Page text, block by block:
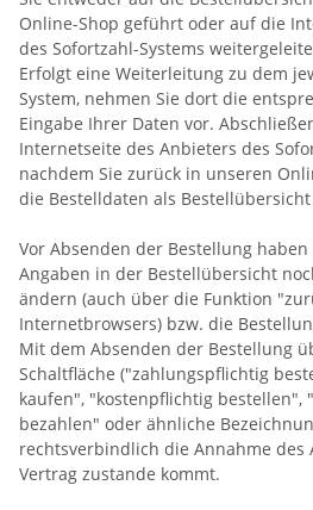
Online-Shop geführt oder auf die
des Sofortzahl-Systems
Erfolgt eine Weiterleitung zu dem
System, nehmen Sie dort die
Eingabe Ihrer Daten vor.
Internetseite des Anbieters des
nachdem Sie zurück in unseren
die Bestelldaten als
Vor Absenden der Bestellung
Angaben in der Bestellübersicht
ändern (auch über die Funktion
Internetbrowsers) bzw. die
Mit dem Absenden der Bestellung
Schaltfläche ("zahlungspflichtig
kaufen", "kostenpflichtig bestellen",
bezahlen" oder ähnliche
rechtsverbindlich die Annahme des
Vertrag zustande kommt.